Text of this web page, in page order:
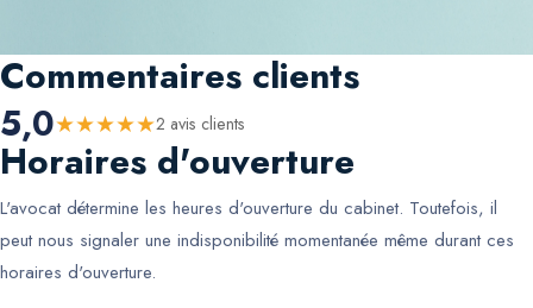
Commentaires clients
5,0★★★★★2 avis clients
Horaires d'ouverture
L'avocat détermine les heures d'ouverture du cabinet. Toutefois, il
peut nous signaler une indisponibilité momentanée même durant ces
horaires d'ouverture.